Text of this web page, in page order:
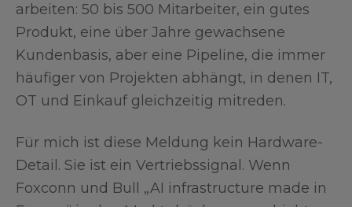
arbeiten: 50 bis 500 Mitarbeiter, ein gutes
Produkt, eine über Jahre gewachsene
Kundenbasis, aber eine Pipeline, die immer
häufiger von Projekten abhängt, in denen IT,
OT und Einkauf gleichzeitig mitreden.
Für mich ist diese Meldung kein Hardware-
Detail. Sie ist ein Vertriebssignal. Wenn
Foxconn und Bull „AI infrastructure made in